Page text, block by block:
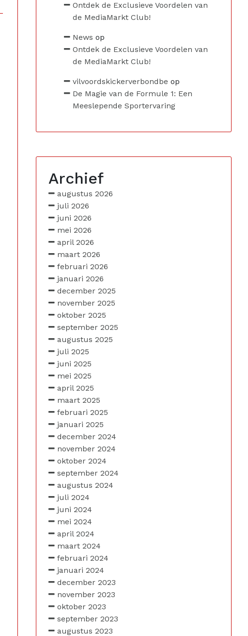
Ontdek de Exclusieve Voordelen van
de MediaMarkt Club!
News op
Ontdek de Exclusieve Voordelen van
de MediaMarkt Club!
vilvoordskickerverbondbe op
De Magie van de Formule 1: Een
Meeslepende Sportervaring
Archief
augustus 2026
juli 2026
juni 2026
mei 2026
april 2026
maart 2026
februari 2026
januari 2026
december 2025
november 2025
oktober 2025
september 2025
augustus 2025
juli 2025
juni 2025
mei 2025
april 2025
maart 2025
februari 2025
januari 2025
december 2024
november 2024
oktober 2024
september 2024
augustus 2024
juli 2024
juni 2024
mei 2024
april 2024
maart 2024
februari 2024
januari 2024
december 2023
november 2023
oktober 2023
september 2023
augustus 2023